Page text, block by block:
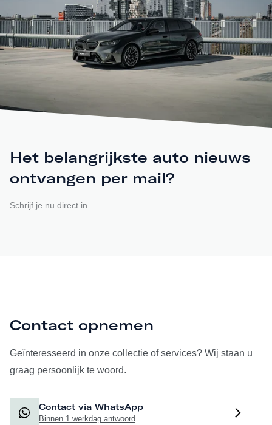
Het belangrijkste auto nieuws
ontvangen per mail?
Schrijf je nu direct in.
Contact opnemen
Geïnteresseerd in onze collectie of services? Wij staan u
graag persoonlijk te woord.
Contact via WhatsApp
Binnen 1 werkdag antwoord